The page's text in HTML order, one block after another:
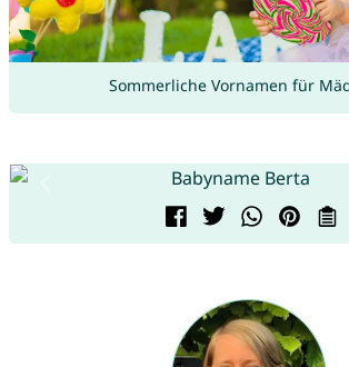
Sommerliche Vornamen für